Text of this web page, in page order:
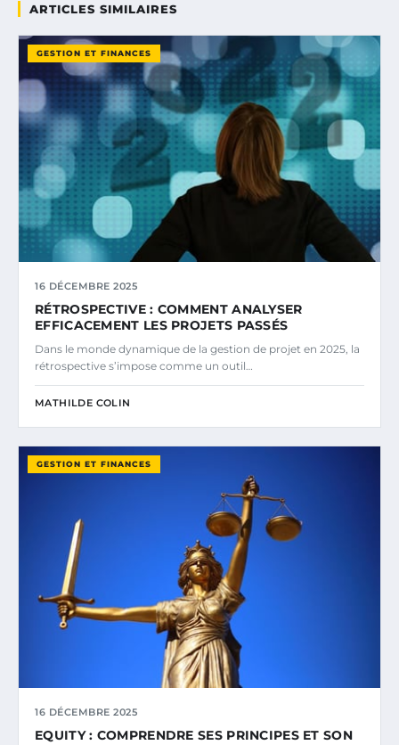
ARTICLES SIMILAIRES
GESTION ET FINANCES
16 DÉCEMBRE 2025
RÉTROSPECTIVE : COMMENT ANALYSER
EFFICACEMENT LES PROJETS PASSÉS
Dans le monde dynamique de la gestion de projet en 2025, la
rétrospective s’impose comme un outil…
MATHILDE COLIN
GESTION ET FINANCES
16 DÉCEMBRE 2025
EQUITY : COMPRENDRE SES PRINCIPES ET SON